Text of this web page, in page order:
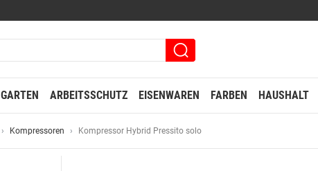
GARTEN ARBEITSSCHUTZ EISENWAREN FARBEN HAUSHALT
Kompressoren Kompressor Hybrid Pressito solo